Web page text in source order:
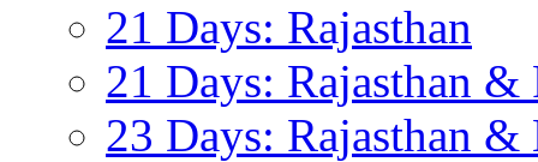
21 Days: Rajasthan
21 Days: Rajasthan &
23 Days: Rajasthan